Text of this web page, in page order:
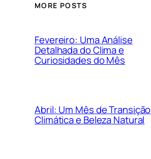
MORE POSTS
Fevereiro: Uma Análise
Detalhada do Clima e
Curiosidades do Mês
Abril: Um Mês de Transição
Climática e Beleza Natural